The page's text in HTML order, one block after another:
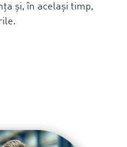
și, în același timp,